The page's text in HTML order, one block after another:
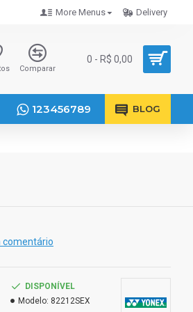
More Menus Delivery
Comparar
0 - R$ 0,00
123456789 BLOG
comentário
DISPONÍVEL
Modelo: 82212SEX